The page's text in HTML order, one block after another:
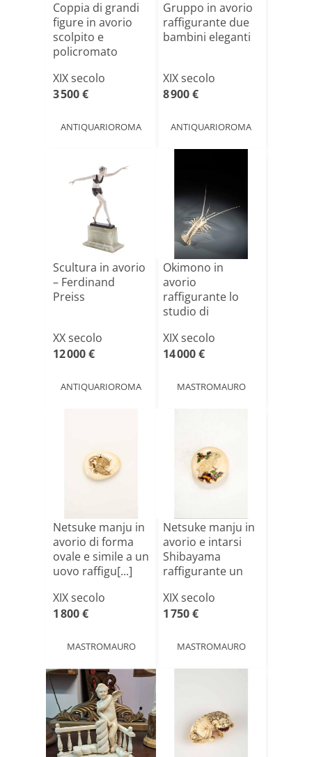
Coppia di grandi
figure in avorio
scolpito e
policromato
XIX secolo
3 500 €
ANTIQUARIOROMA
Gruppo in avorio
raffigurante due
bambini eleganti
XIX secolo
8 900 €
ANTIQUARIOROMA
Scultura in avorio
– Ferdinand
Preiss
XX secolo
12 000 €
ANTIQUARIOROMA
Okimono in
avorio
raffigurante lo
studio di
articolat[...]
XIX secolo
14 000 €
MASTROMAURO
Netsuke manju in
avorio di forma
ovale e simile a un
uovo raffigu[...]
XIX secolo
1 800 €
MASTROMAURO
Netsuke manju in
avorio e intarsi
Shibayama
raffigurante un
XIX secolo
1 750 €
MASTROMAURO